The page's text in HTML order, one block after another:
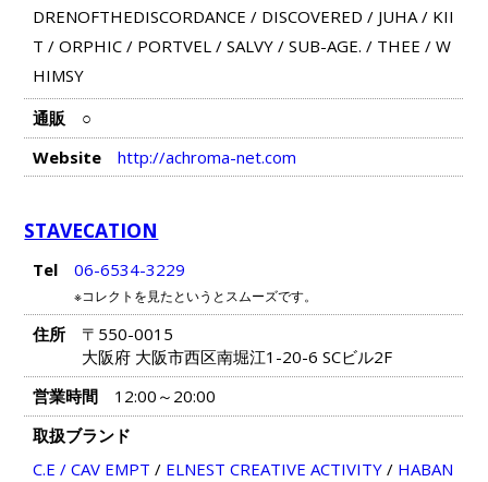
DRENOFTHEDISCORDANCE / DISCOVERED / JUHA/ KII
T / ORPHIC/ PORTVEL/ SALVY/ SUB-AGE. / THEE / W
HIMSY
通販
○
Website
http://achroma-net.com
STAVECATION
Tel 06-6534-3229
※コレクトを見たというとスムーズです。
住所
〒550-0015
大阪府 大阪市西区南堀江1-20-6 SCビル2F
営業時間
12:00～20:00
取扱ブランド
C.E / CAV EMPT / ELNEST CREATIVE ACTIVITY/ HABAN